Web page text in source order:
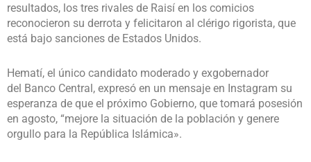
resultados, los tres rivales de Raisí en los comicios
reconocieron su derrota y felicitaron al clérigo rigorista, que
está bajo sanciones de Estados Unidos.
Hematí, el único candidato moderado y exgobernador
del Banco Central, expresó en un mensaje en Instagram su
esperanza de que el próximo Gobierno, que tomará posesión
en agosto, “mejore la situación de la población y genere
orgullo para la República Islámica».